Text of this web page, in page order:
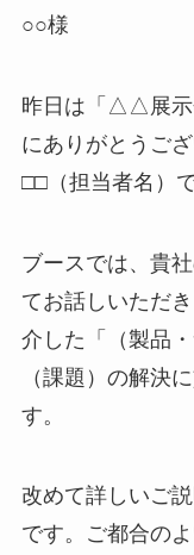
○○様
昨日は「△△展示
にありがとうご
□□（担当者名）で
ブースでは、貴
てお話しいただ
介した「（製品
（課題）の解決
す。
改めて詳しいご
です。ご都合の